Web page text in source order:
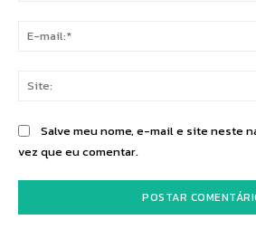
Salve meu nome, e-mail e site neste
vez que eu comentar.